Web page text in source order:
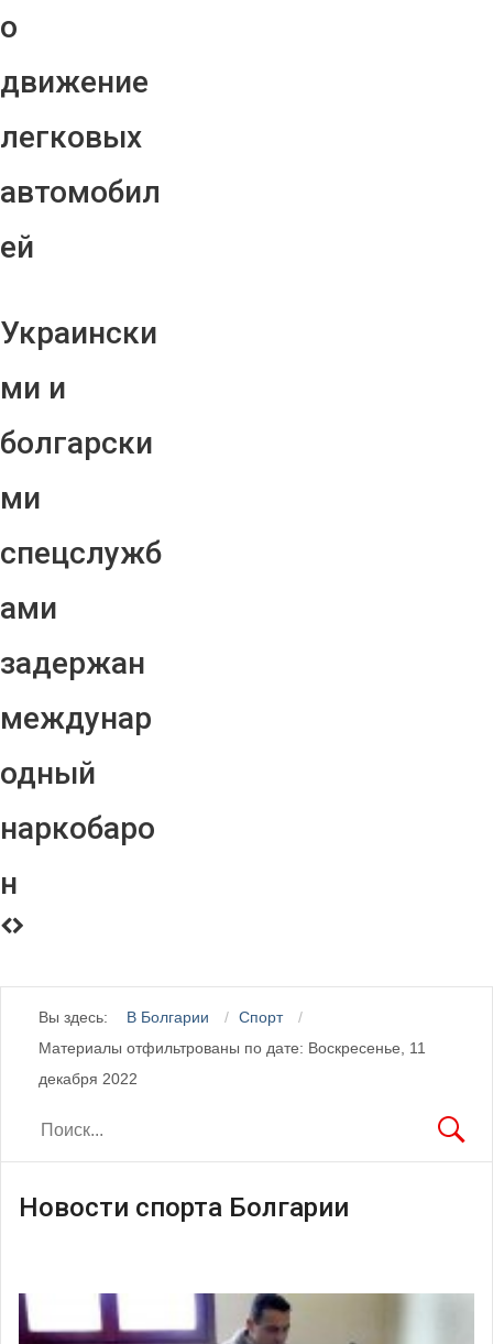
о
движение
легковых
автомобил
ей
Украински
ми и
болгарски
ми
спецслужб
ами
задержан
междунар
одный
наркобаро
н
Вы здесь: В Болгарии
Спорт
Материалы отфильтрованы по дате: Воскресенье, 11
декабря 2022
Новости спорта Болгарии